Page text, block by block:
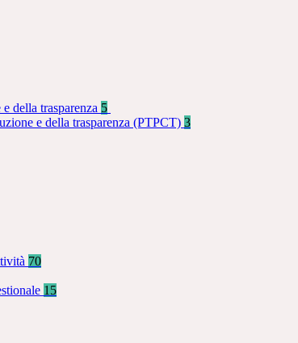
della trasparenza 5
e della trasparenza (PTPCT) 3
70
15